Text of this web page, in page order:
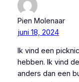
Pien Molenaar
juni 18, 2024
Ik vind een
hebben. Ik vind
anders dan een